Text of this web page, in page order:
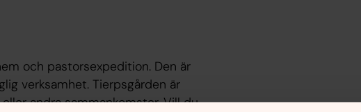
och pastorsexpedition. Den är
verksamhet. Tierpsgården är
andra sammankomster. Vill du